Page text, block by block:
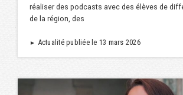
réaliser des podcasts avec des élèves de
de la région, des
► Actualité publiée le 13 mars 2026